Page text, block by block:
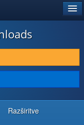
Razširitve